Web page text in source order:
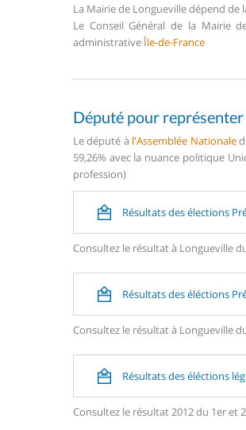
La Mairie de Longueville dépend
Le Conseil Général de la Mairie
administrativeÎle-de-France
Député pour
Le député à l'Assemblée Nationale
59,26% avec la nuance politique
profession)
Résultats des élections
Consultez le résultat à Longueville
Résultats des éléctions
Consultez le résultat à Longueville
Résultats des éléctions
Consultez le résultat 2012 du 1er et